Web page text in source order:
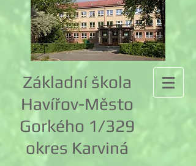
Základní škola
Havířov-Město
Gorkého 1/329
okres Karviná